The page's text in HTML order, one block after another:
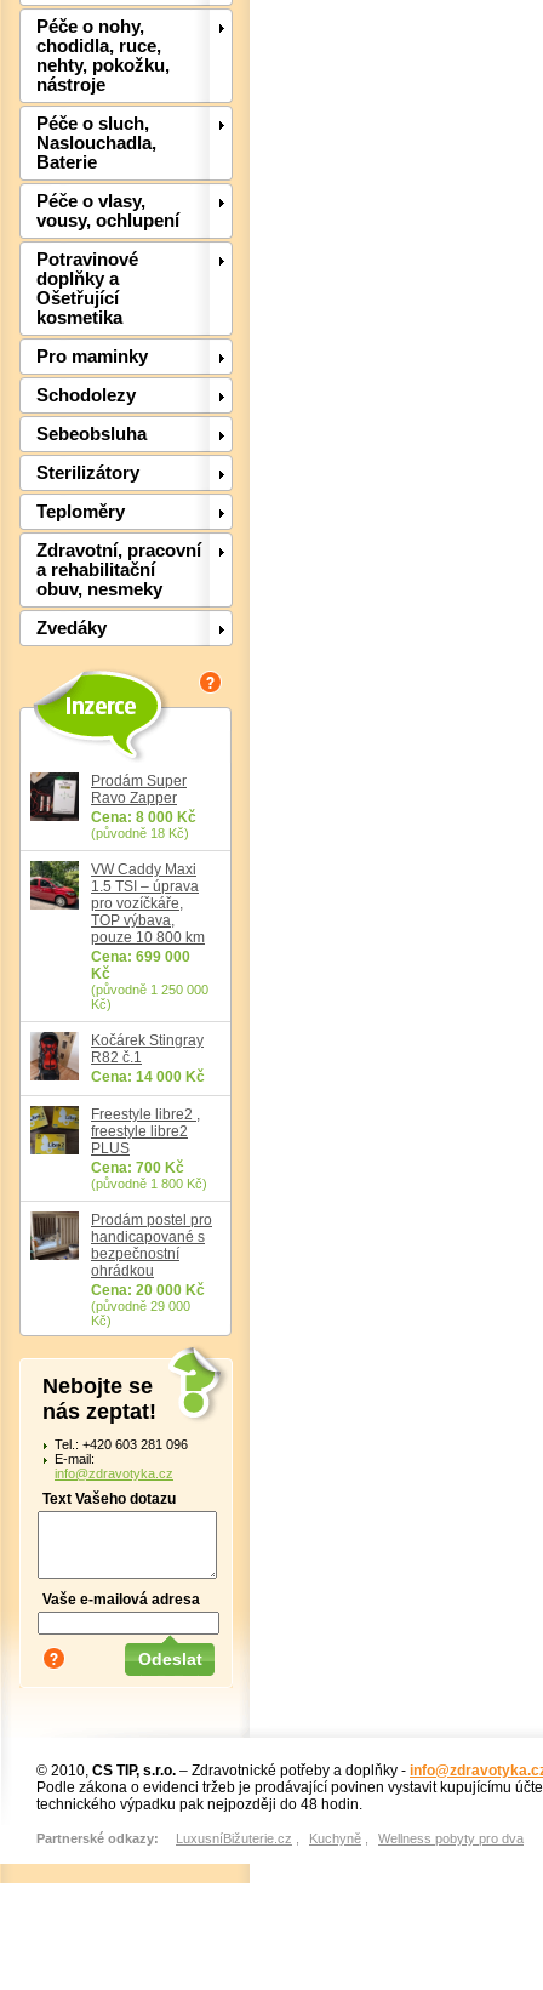
Péče o nohy,
chodidla, ruce,
nehty, pokožku,
nástroje
Péče o sluch,
Naslouchadla,
Baterie
Péče o vlasy,
vousy, ochlupení
Potravinové
doplňky a
Ošetřující
kosmetika
Pro maminky
Schodolezy
Sebeobsluha
Sterilizátory
Teploměry
Zdravotní, pracovní
a rehabilitační
obuv, nesmeky
Zvedáky
Prodám Super
Ravo Zapper
Cena: 8 000 Kč
(původně 18 Kč)
VW Caddy Maxi
1.5 TSI – úprava
pro vozíčkáře,
TOP výbava,
pouze 10 800 km
Cena: 699 000
Kč
(původně 1 250 000
Kč)
Kočárek Stingray
R82 č.1
Cena: 14 000 Kč
Freestyle libre2 ,
freestyle libre2
PLUS
Cena: 700 Kč
(původně 1 800 Kč)
Prodám postel pro
handicapované s
bezpečnostní
ohrádkou
Cena: 20 000 Kč
(původně 29 000
Kč)
Nebojte se
nás zeptat!
Tel.: +420 603 281 096
E-mail:
info@zdravotyka.cz
Text Vašeho dotazu
Vaše e-mailová adresa
© 2010, CS TIP, s.r.o. – Zdravotnické potřeby a doplňky -
Podle zákona o evidenci tržeb je prodávající povinen vystavit kupujícímu
technického výpadku pak nejpozději do 48 hodin.
Partnerské odkazy: LuxusníBižuterie.cz Kuchyně Wellness pobyty pro dva